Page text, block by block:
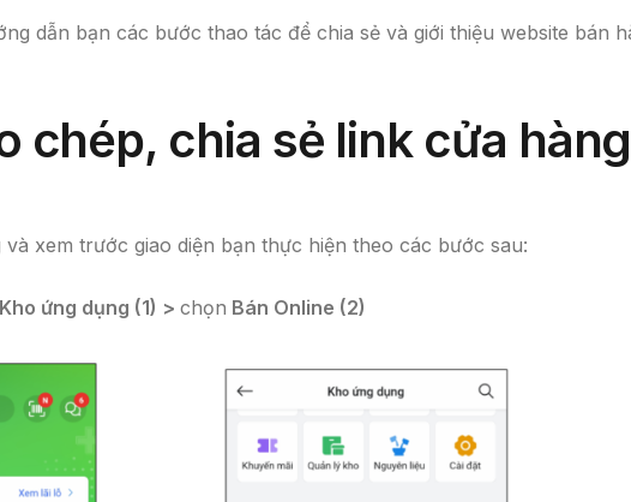
dẫn bạn các bước thao tác để chia sẻ và giới thiệu website bán
chép, chia sẻ link cửa hàng
xem trước giao diện bạn thực hiện theo các bước sau:
Kho ứng dụng (1) > chọn Bán Online (2)